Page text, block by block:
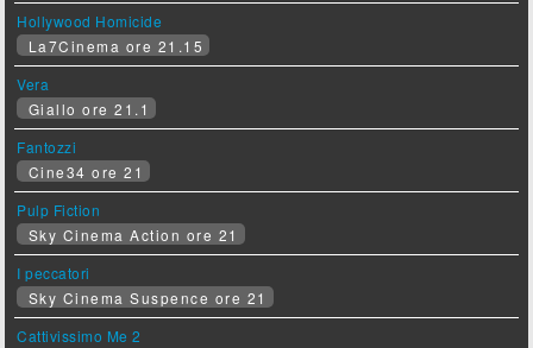
Hollywood Homicide
La7Cinema ore 21.15
Vera
Giallo ore 21.1
Fantozzi
Cine34 ore 21
Pulp Fiction
Sky Cinema Action ore 21
I peccatori
Sky Cinema Suspence ore 21
Cattivissimo Me 2